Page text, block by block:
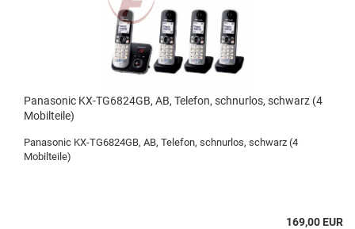
Panasonic KX-TG6824GB, AB, Telefon, schnurlos, schwarz (4
Mobilteile)
Panasonic KX-TG6824GB, AB, Telefon, schnurlos, schwarz (4
Mobilteile)
169,00 EUR